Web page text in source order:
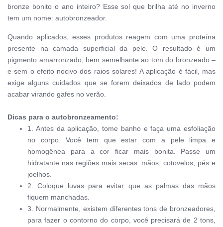
bronze bonito o ano inteiro? Esse sol que brilha até no inverno
tem um nome: autobronzeador.
Quando aplicados, esses produtos reagem com uma proteína
presente na camada superficial da pele. O resultado é um
pigmento amarronzado, bem semelhante ao tom do bronzeado –
e sem o efeito nocivo dos raios solares! A aplicação é fácil, mas
exige alguns cuidados que se forem deixados de lado podem
acabar virando gafes no verão.
Dicas para o autobronzeamento:
1. Antes da aplicação, tome banho e faça uma esfoliação
no corpo. Você tem que estar com a pele limpa e
homogênea para a cor ficar mais bonita. Passe um
hidratante nas regiões mais secas: mãos, cotovelos, pés e
joelhos.
2. Coloque luvas para evitar que as palmas das mãos
fiquem manchadas.
3. Normalmente, existem diferentes tons de bronzeadores,
para fazer o contorno do corpo, você precisará de 2 tons,